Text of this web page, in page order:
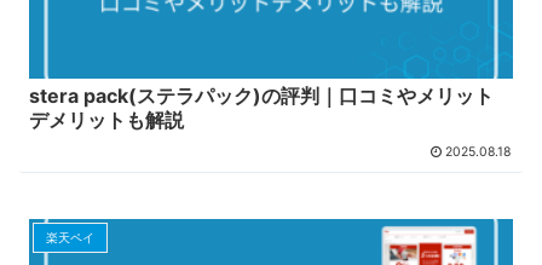
stera pack(ステラパック)の評判｜口コミやメリット
デメリットも解説
2025.08.18
楽天ペイ